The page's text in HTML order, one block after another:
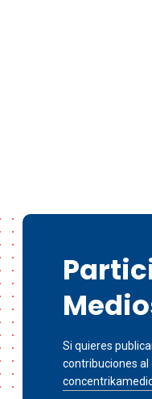
Si quieres
contribuciones al